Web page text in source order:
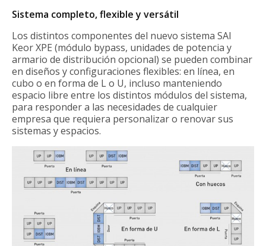
Sistema completo, flexible y versátil
Los distintos componentes del nuevo sistema SAI
Keor XPE (módulo bypass, unidades de potencia y
armario de distribución opcional) se pueden combinar
en diseños y configuraciones flexibles: en línea, en
cubo o en forma de L o U, incluso manteniendo
espacio libre entre los distintos módulos del sistema,
para responder a las necesidades de cualquier
empresa que requiera personalizar o renovar sus
sistemas y espacios.